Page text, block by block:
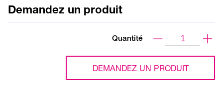
Demandez un produit
Quantité
DEMANDEZ UN PRODUIT